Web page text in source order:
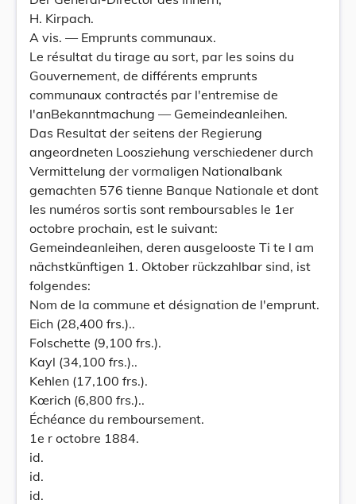
H. Kirpach.
A vis. — Emprunts communaux.
Le résultat du tirage au sort, par les soins du
Gouvernement, de différents emprunts
communaux contractés par l'entremise de
l'anBekanntmachung — Gemeindeanleihen.
Das Resultat der seitens der Regierung
angeordneten Loosziehung verschiedener durch
Vermittelung der vormaligen Nationalbank
gemachten 576 tienne Banque Nationale et dont
les numéros sortis sont remboursables le 1er
octobre prochain, est le suivant:
Gemeindeanleihen, deren ausgelooste Ti te l am
nächstkünftigen 1. Oktober rückzahlbar sind, ist
folgendes:
Nom de la commune et désignation de l'emprunt.
Eich (28,400 frs.)..
Folschette (9,100 frs.).
Kayl (34,100 frs.)..
Kehlen (17,100 frs.).
Kœrich (6,800 frs.)..
Échéance du remboursement.
1e r octobre 1884.
id.
id.
id.